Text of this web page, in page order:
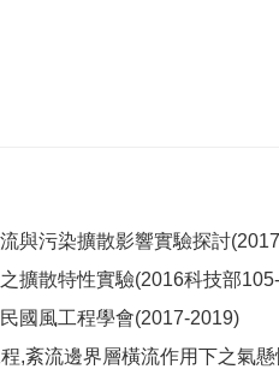
與污染擴散影響實驗探討
擴散特性實驗(2016科技部
國風工程學會(2017-2019)
,紊流邊界層橫流作用下之氣